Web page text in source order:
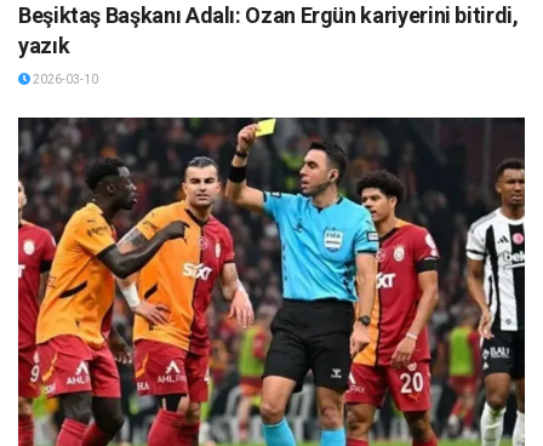
Beşiktaş Başkanı Adalı: Ozan Ergün kariyerini bitirdi,
yazık
2026-03-10